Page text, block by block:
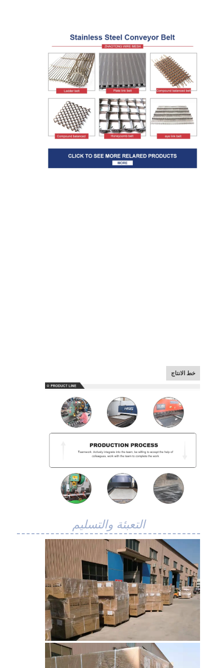
خط الانتاج
التعبئة والتسليم